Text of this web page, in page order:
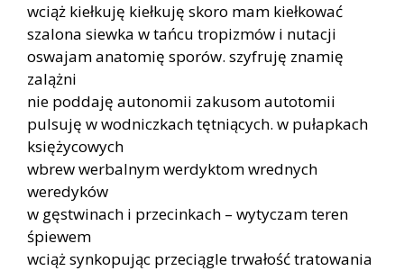
wciąż kiełkuję kiełkuję skoro mam kiełkować
szalona siewka w tańcu tropizmów i nutacji
oswajam anatomię sporów. szyfruję znamię
zalążni
nie poddaję autonomii zakusom autotomii
pulsuję w wodniczkach tętniących. w pułapkach
księżycowych
wbrew werbalnym werdyktom wrednych
weredyków
w gęstwinach i przecinkach – wytyczam teren
śpiewem
wciąż synkopując przeciągle trwałość tratowania